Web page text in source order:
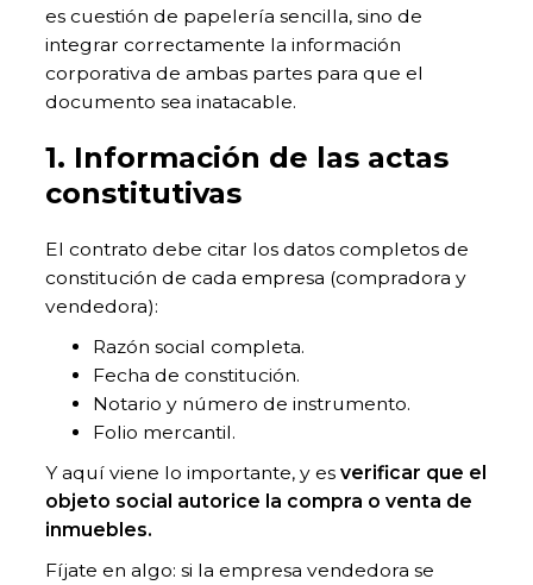
es cuestión de papelería sencilla, sino de
integrar correctamente la información
corporativa de ambas partes para que el
documento sea inatacable.
1. Información de las actas
constitutivas
El contrato debe citar los datos completos de
constitución de cada empresa (compradora y
vendedora):
Razón social completa.
Fecha de constitución.
Notario y número de instrumento.
Folio mercantil.
Y aquí viene lo importante, y esverificar que el
objeto social autorice la compra o venta de
inmuebles.
Fíjate en algo: si la empresa vendedora se